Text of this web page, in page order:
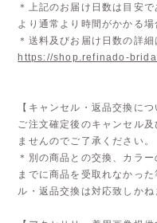
＊上記のお届け日数は目安
より通常より時間がかかる
＊送料及びお届け日数の詳
https://shop.refinado-
【キャンセル・返品交換につ
ご注文確定後のキャンセル
ませんのでご了承ください。
＊別の商品との交換、カラ
までに商品を受取れなかっ
ル・返品交換は対応致しかね